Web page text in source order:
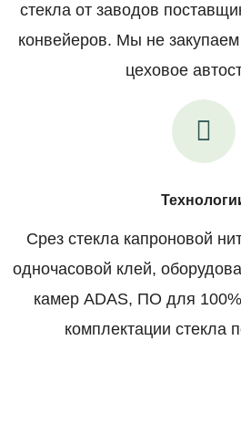
стекла от заводов
конвейеров. Мы не закупаем
цеховое
Срез стекла капроновой
одночасовой клей,
камер ADAS, ПО для
комплектации стекла